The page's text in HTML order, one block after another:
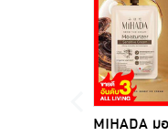
MIHADA ม